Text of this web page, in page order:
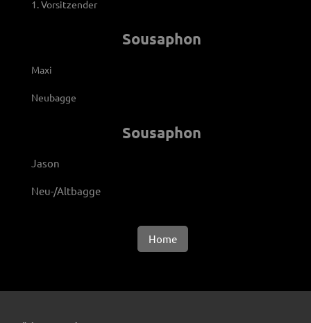
1. Vorsitzender
Sousaphon
Maxi
Neubagge
Sousaphon
Jason
Neu-/Altbagge
Home